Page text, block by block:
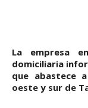
La empresa
domiciliaria
que abastece
oeste y sur de